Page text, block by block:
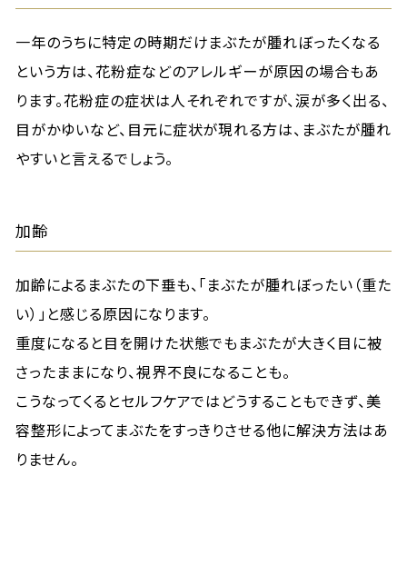
一年のうちに特定の時期だけまぶたが腫れぼったくなる
という方は、花粉症などのアレルギーが原因の場合もあ
ります。花粉症の症状は人それぞれですが、涙が多く出る、
目がかゆいなど、目元に症状が現れる方は、まぶたが腫れ
やすいと言えるでしょう。
加齢
加齢によるまぶたの下垂も、「まぶたが腫れぼったい（重た
い）」と感じる原因になります。
重度になると目を開けた状態でもまぶたが大きく目に被
さったままになり、視界不良になることも。
こうなってくるとセルフケアではどうすることもできず、美
容整形によってまぶたをすっきりさせる他に解決方法はあ
りません。